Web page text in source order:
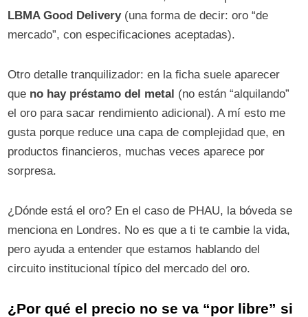
LBMA Good Delivery(una forma de decir: oro “de
mercado”, con especificaciones aceptadas).
Otro detalle tranquilizador: en la ficha suele aparecer
que no hay préstamo del metal (no están “alquilando”
el oro para sacar rendimiento adicional). A mí esto me
gusta porque reduce una capa de complejidad que, en
productos financieros, muchas veces aparece por
sorpresa.
¿Dónde está el oro? En el caso de PHAU, la bóveda se
menciona en Londres. No es que a ti te cambie la vida,
pero ayuda a entender que estamos hablando del
circuito institucional típico del mercado del oro.
¿Por qué el precio no se va “por libre” si